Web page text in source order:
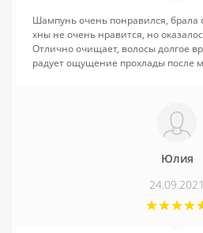
Шампунь очень понравился, брала
хны не очень нравится, но
Отлично очищает, волосы долгое
радует ощущение прохлады после
Юлия
24.09.2021